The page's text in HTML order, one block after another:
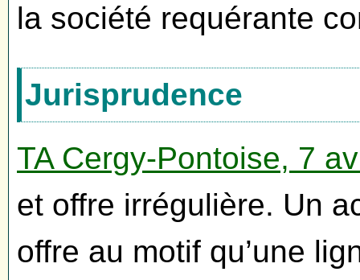
la société requérante
Jurisprudence
TA Cergy-Pontoise, 7
et offre irrégulière. Un
offre au motif qu’une